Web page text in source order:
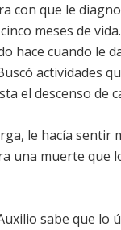
con que le
meses de
hace cuando le
actividades
el descenso de
le hacía
una muerte que
sabe que lo